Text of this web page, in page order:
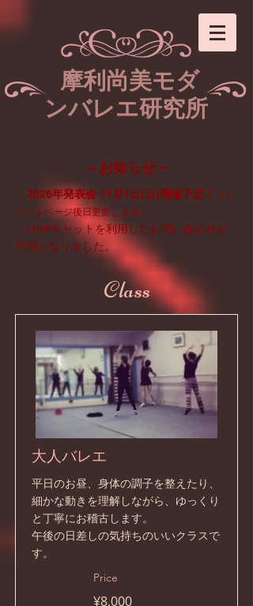
​ 摩利尚美モダ
ンバレエ研究所
～お知らせ～
・ 2026年発表会 11月1日(日)開催予定！
（イ
ベントページ後日更新します）
・ LINEチャットを利用したお問い合わせが
可能となりました。​​
Class
大人バレエ
平日のお昼、身体の調子を整えたり、
細かな動きを理解しながら、ゆっくり
と丁寧にお稽古します。
午後の日差しの気持ちのいいクラスで
す。
Price
¥8,000